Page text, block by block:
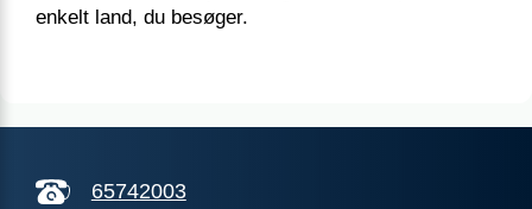
enkelt land, du besøger.
65742003